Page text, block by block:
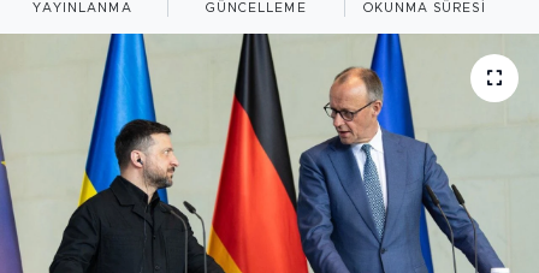
YAYINLANMA GÜNCELLEME OKUNMA SÜRESI
Bilim ve Teknoloji
Çin Fuarları
Gündem
Video